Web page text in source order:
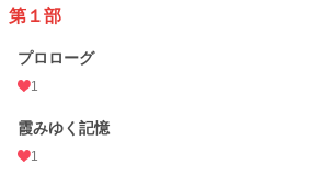
ページ数
更新日時
初回公開日時
週間ポイント 21 pt (667 位)
月間ポイント
第１部
プロローグ
1
霞みゆく記憶
1